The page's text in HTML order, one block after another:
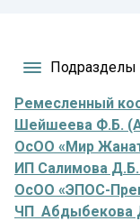
Подразделы
Ремесленный
Шейшеева Ф.Б.
ОсОО «Мир
ИП Салимова Д.Б.
ОсОО «ЭПОС-
ЧП Абдыбекова